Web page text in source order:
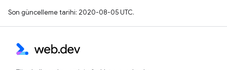
Son güncelleme tarihi: 2020-08-05 UTC.